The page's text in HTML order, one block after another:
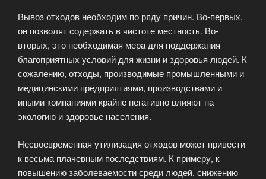
Вывоз отходов необходим по ряду причин. Во-первых,
он позволят содержать в чистоте местность. Во-
вторых, это необходимая мера для поддержания
благоприятных условий для жизни и здоровья людей. К
сожалению, отходы, производимые промышленными и
медицинскими предприятиями, производствами и
иными компаниями крайне негативно влияют на
экологию и здоровье населения.
Несвоевременная утилизация отходов может привести
к весьма плачевным последствиям. К примеру, к
повышению заболеваемости среди людей, снижению